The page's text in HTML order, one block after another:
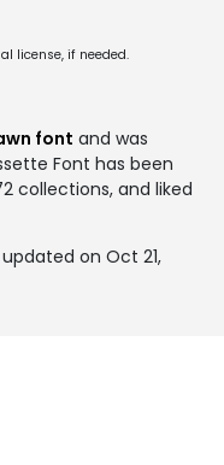
license, if needed.
font and was
Font has been
collections, and liked
on Oct 21,